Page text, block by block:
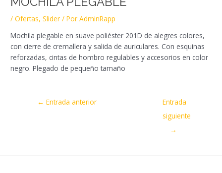
/Ofertas,Slider / PorAdminRapp
Mochila plegable en suave poliéster 201D de alegres colores,
con cierre de cremallera y salida de auriculares. Con esquinas
reforzadas, cintas de hombro regulables y accesorios en color
negro. Plegado de pequeño tamaño
← Entrada anterior
Entrada
siguiente
→